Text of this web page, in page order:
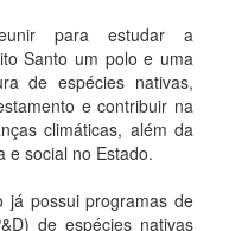
para estudar a
Santo um polo e uma
de espécies nativas,
e contribuir na
climáticas, além da
e social no Estado.
já possui programas de
de espécies nativas